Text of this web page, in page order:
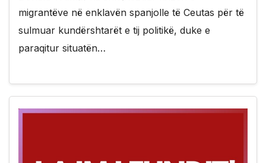
migrantëve në enklavën spanjolle të Ceutas për të
sulmuar kundërshtarët e tij politikë, duke e
paraqitur situatën…